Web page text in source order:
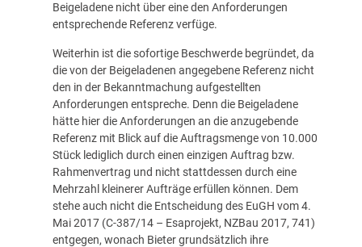
Beigeladene nicht über eine den Anforderungen
entsprechende Referenz verfüge.
Weiterhin ist die sofortige Beschwerde begründet, da
die von der Beigeladenen angegebene Referenz nicht
den in der Bekanntmachung aufgestellten
Anforderungen entspreche. Denn die Beigeladene
hätte hier die Anforderungen an die anzugebende
Referenz mit Blick auf die Auftragsmenge von 10.000
Stück lediglich durch einen einzigen Auftrag bzw.
Rahmenvertrag und nicht stattdessen durch eine
Mehrzahl kleinerer Aufträge erfüllen können. Dem
stehe auch nicht die Entscheidung des EuGH vom 4.
Mai 2017 (C-387/14 – Esaprojekt, NZBau 2017, 741)
entgegen, wonach Bieter grundsätzlich ihre